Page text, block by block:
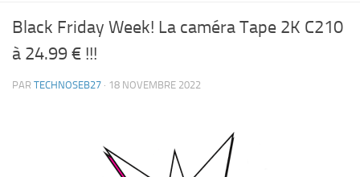
Black Friday Week! La caméra Tape 2K C210
à 24.99 € !!!
PAR TECHNOSEB27 · 18 NOVEMBRE 2022